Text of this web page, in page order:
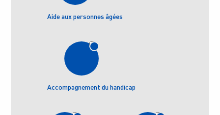
Aide aux personnes âgées
Accompagnement du handicap